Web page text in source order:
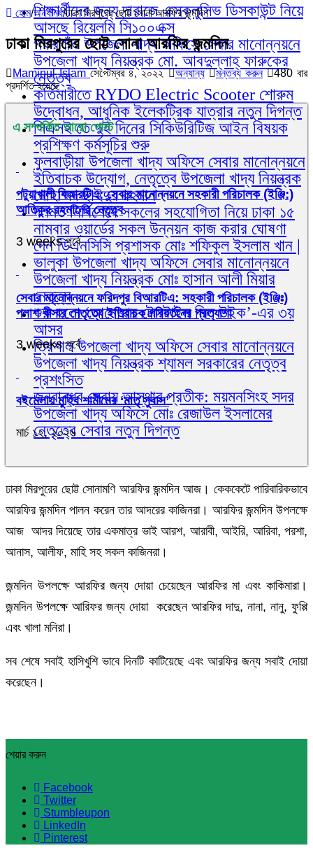
শিক্ষার্থীদের জন্য দারাজে এক্সক্লুসিভ ডিসকাউন্ট নিয়ে
আসছে রিয়েলমি সি১০০এক্স
গফরগাঁও উপজেলা খাদ্য অফিসে সেবার মানোন্নয়নে
উপজেলা খাদ্য নিয়ন্ত্রক মো. আবদুল্লাহ্ ফারুকের
নেতৃত্ব
কর্তিমারীতে RYDO Electric Scooter শোরুম
উদ্বোধন, আধুনিক ইলেকট্রিক যাত্রার নতুন দিগন্ত
সিএসই তে দুই দিনের সিকিউরিটিজ আইন বিষয়ক
প্রশিক্ষণ কর্মসূচির শুরু
ফুলবাড়ীয়া উপজেলা খাদ্য অফিসে সেবার মানোন্নয়নে
ইতিবাচক উদ্যোগ, নেতৃত্বে উপজেলা খাদ্য নিয়ন্ত্রক
মোহাম্মদ ছাইদুর রহমান
দলমত নির্বিশেষে সকলের সহযোগিতা নিয়ে ঢাকা ১৫
নাম্বার ওয়ার্ডের সকল উন্নয়ন কাজ করার ঘোষণা
দেন ডিএনসিসি প্রশাসক মোঃ শফিকুল ইসলাম খান |
ভালুকা উপজেলা খাদ্য অফিসে সেবার মানোন্নয়নে
উপজেলা খাদ্য নিয়ন্ত্রক মোঃ হাসান আলী মিয়ার
নেতৃত্ব
শুরু হলো ‘আনোয়ার টেক্সটাইল মিল উইক’-এর ৩য়
আসর
ত্রিশাল উপজেলা খাদ্য অফিসে সেবার মানোন্নয়নে
উপজেলা খাদ্য নিয়ন্ত্রক শ্যামল সরকারের নেতৃত্ব
প্রশংসিত
জনবান্ধব সেবায় আস্থার প্রতীক: ময়মনসিংহ সদর
উপজেলা খাদ্য অফিসে মোঃ রেজাউল ইসলামের
নেতৃত্বে সেবার নতুন দিগন্ত
হোম/অন্যান্য/ঢাকা মিরপুরের ছোট্ট সোনা আরফির জন্মদিন
ঢাকা মিরপুরের ছোট্ট সোনা আরফির জন্মদিন
Maminul Islamসেপ্টেম্বর ৪, ২০২২ অন্যান্য মন্তব্য করুন
480 বার
প্রদর্শিত হয়েছে
এ সম্পর্কিত আরো পোস্ট
পটুয়াখালী বিআরটিএ: সেবার মানোন্নয়নে সহকারী পরিচালক (ইঞ্জি:)
আতিকুর রহমানের নেতৃত্ব
3 weeks পূর্বে
সেবার মানোন্নয়নে ফরিদপুর বিআরটিএ: সহকারী পরিচালক (ইঞ্জিঃ)
পলাশ খীসার নেতৃত্বে ইতিবাচক পরিবর্তনের প্রত্যাশা
3 weeks পূর্বে
বইমেলায় মুহিব শামীমের ‘মাতৃ সুবাস’
মার্চ ১২, ২০২৬
ঢাকা মিরপুরের ছোট্ট সোনামণি আরফির জন্মদিন আজ। কেককেটে পারিবারিকভাবে
আরফির জন্মদিন পালন করেন তার আদরের কাজিনরা। আরফির জন্মদিন উপলক্ষে
আজ আদর দিয়েছে তার একমাত্র ভাই আরশ, আরাবী, আইরি, আরিবা, পরশা,
আনাস, আলীফ, মাহি সহ সকল কাজিনরা।
জন্মদিন উপলক্ষে আরফির জন্য দোয়া চেয়েছেন আরফির মা এবং কাকিমারা।
জন্মদিন উপলক্ষে আরিফর জন্য দোয়া করেছেন আরফির দাদু, নানা, নানু, ফুপ্পি
এবং খালা মনিরা।
সব শেষে সবাই হাসিখুশি ভাবে দিনটি কাটিয়েছে এবং আরফির জন্য সবাই দোয়া
করেছেন।
শেয়ার করুন
Facebook
Twitter
Stumbleupon
LinkedIn
Pinterest